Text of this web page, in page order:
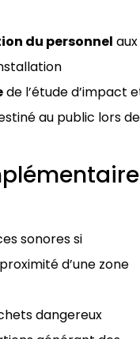
du personnel aux
de l’étude d’impact
au public lors de
sonores si
d’une zone
dangereux